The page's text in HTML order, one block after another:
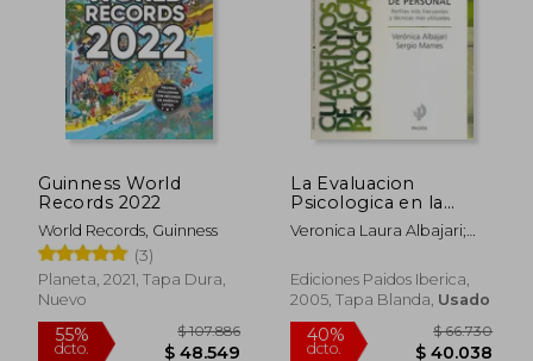
Rápido
Guinness World
Records 2022
World Records, Guinness
(3)
Planeta, 2021, Tapa Dura,
Nuevo
La Evaluacion
Psicologica en la
Seleccion de
Personal
Veronica Laura Albajari;
Ediciones Paidos Iberica,
2005, Tapa Blanda, Usado